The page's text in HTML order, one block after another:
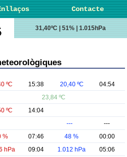
Contacte
31,40ºC | 51% | 1.015hPa
ºC 15:38 20,40 ºC
04:54
23,84 ºC
ºC
14:04
---
---
% 07:46 48 %
00:00
hPa 09:04 1.012 hPa
05:06